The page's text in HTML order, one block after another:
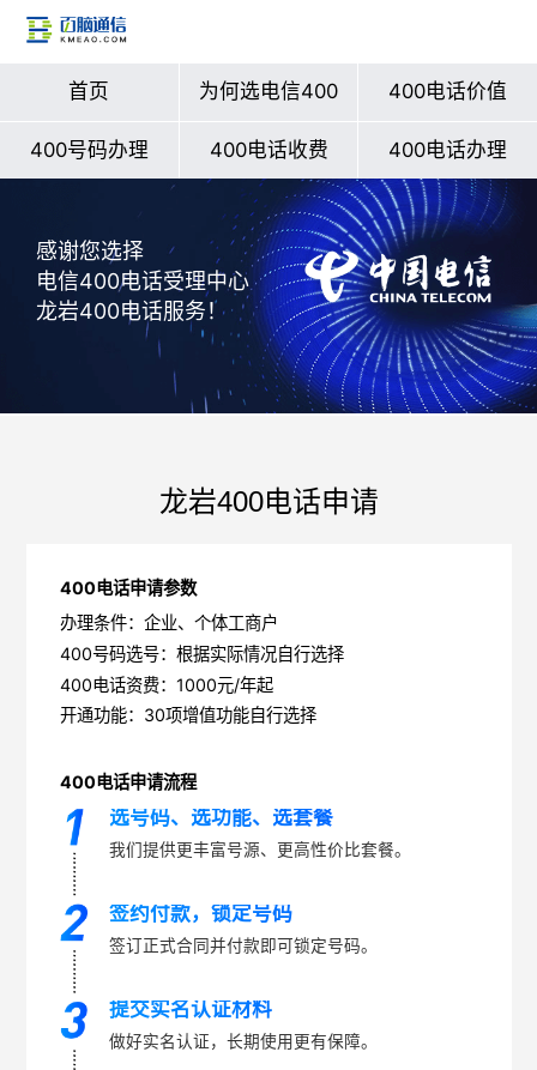
首页 为何选电信400 400电话价值
400号码办理 400电话收费 400电话办理
感谢您选择
电信400电话受理中心
龙岩400电话服务！
龙岩400电话申请
400电话申请参数
办理条件：企业、个体工商户
400号码选号：根据实际情况自行选择
400电话资费：1000元/年起
开通功能：30项增值功能自行选择
400电话申请流程
选号码、选功能、选套餐
我们提供更丰富号源、更高性价比套餐。
签约付款，锁定号码
签订正式合同并付款即可锁定号码。
提交实名认证材料
做好实名认证，长期使用更有保障。